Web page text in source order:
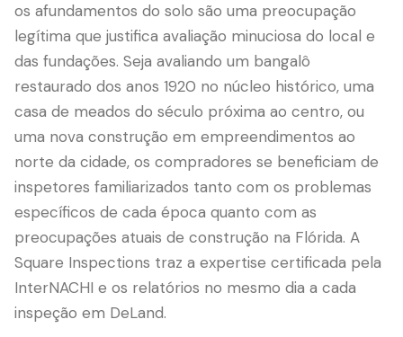
os afundamentos do solo são uma preocupação
legítima que justifica avaliação minuciosa do local e
das fundações. Seja avaliando um bangalô
restaurado dos anos 1920 no núcleo histórico, uma
casa de meados do século próxima ao centro, ou
uma nova construção em empreendimentos ao
norte da cidade, os compradores se beneficiam de
inspetores familiarizados tanto com os problemas
específicos de cada época quanto com as
preocupações atuais de construção na Flórida. A
Square Inspections traz a expertise certificada pela
InterNACHI e os relatórios no mesmo dia a cada
inspeção em DeLand.